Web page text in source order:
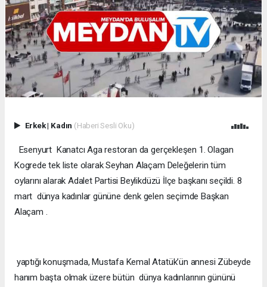
Erkek| Kadın (Haberi Sesli Oku)
Esenyurt Kanatcı Aga restoran da gerçekleşen 1. Olagan
Kogrede tek liste olarak Seyhan Alaçam Deleğelerin tüm
oylarını alarak Adalet Partisi Beylikdüzü İlçe başkanı seçildi. 8
mart dünya kadınlar gününe denk gelen seçimde Başkan
Alaçam .
yaptığı konuşmada, Mustafa Kemal Atatük’ün annesi Zübeyde
hanım başta olmak üzere bütün dünya kadınlarının gününü